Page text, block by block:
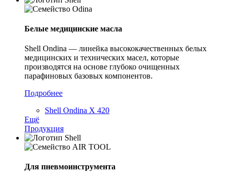
Белые медицинские масла
Shell Ondina — линейка высококачественных белых
медицинских и технических масел, которые
производятся на основе глубоко очищенных
парафиновых базовых компонентов.
Подробнее
Shell Ondina X 420
Ещё
Продукция
Для пневмоинструмента